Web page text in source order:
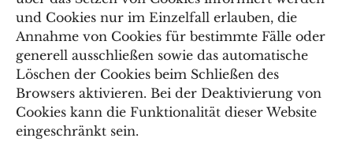
und Cookies nur im Einzelfall erlauben, die
Annahme von Cookies für bestimmte Fälle oder
generell ausschließen sowie das automatische
Löschen der Cookies beim Schließen des
Browsers aktivieren. Bei der Deaktivierung von
Cookies kann die Funktionalität dieser Website
eingeschränkt sein.